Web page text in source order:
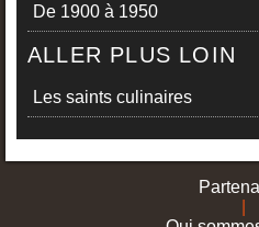
De 1900 à 1950
ALLER PLUS LOIN
Les saints culinaires